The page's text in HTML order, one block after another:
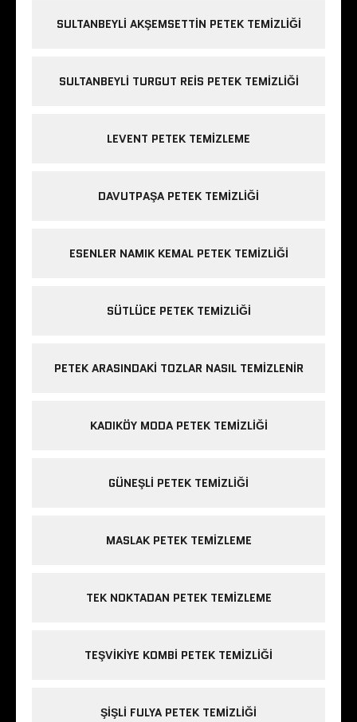
SULTANBEYLI AKŞEMSETTIN PETEK TEMIZLIĞI
SULTANBEYLI TURGUT REIS PETEK TEMIZLIĞI
LEVENT PETEK TEMIZLEME
DAVUTPAŞA PETEK TEMIZLIĞI
ESENLER NAMIK KEMAL PETEK TEMIZLIĞI
SÜTLÜCE PETEK TEMIZLIĞI
PETEK ARASINDAKI TOZLAR NASIL TEMIZLENIR
KADIKÖY MODA PETEK TEMIZLIĞI
GÜNEŞLI PETEK TEMIZLIĞI
MASLAK PETEK TEMIZLEME
TEK NOKTADAN PETEK TEMIZLEME
TEŞVIKIYE KOMBI PETEK TEMIZLIĞI
ŞIŞLI FULYA PETEK TEMIZLIĞI